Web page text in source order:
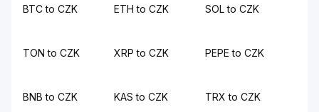
BTC to CZK ETH to CZK SOL to CZK
TON to CZK XRP to CZK PEPE to CZK
BNB to CZK KAS to CZK TRX to CZK